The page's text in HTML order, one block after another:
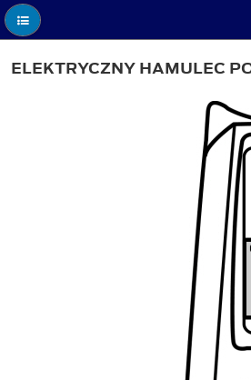
ELEKTRYCZNY HAMULEC